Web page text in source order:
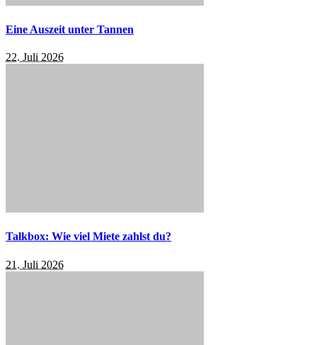
Eine Auszeit unter Tannen
22. Juli 2026
Talkbox: Wie viel Miete zahlst du?
21. Juli 2026